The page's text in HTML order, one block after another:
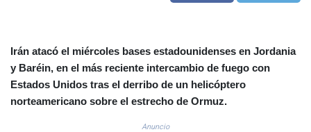
CZK 24.201154
DJF 205.338828
DKK 7.47541
DOP 67.250199
Irán atacó el miércoles bases estadounidenses en Jordania
y Baréin, en el más reciente intercambio de fuego con
Estados Unidos tras el derribo de un helicóptero
norteamericano sobre el estrecho de Ormuz.
Anuncio